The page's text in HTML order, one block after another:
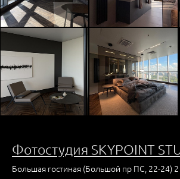
Фотостудия SKYPOINT
Большая гостиная (Большой пр ПС, 22-24)